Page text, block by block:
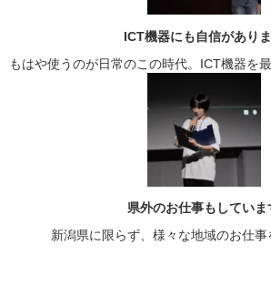
ICT機器にも自信があり
もはや使うのが日常のこの時代。ICT機器を
県外のお仕事もしていま
新潟県に限らず、様々な地域のお仕事